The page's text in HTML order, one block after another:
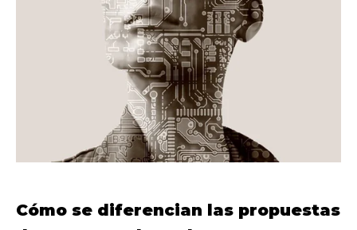
Cómo se diferencian las propuestas